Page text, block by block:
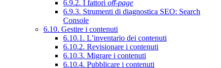
6.9.2. I fattori off-page
6.9.3. Strumenti di diagnostica SEO: Search
Console
6.10. Gestire i contenuti
6.10.1. L’inventario dei contenuti
6.10.2. Revisionare i contenuti
6.10.3. Migrare i contenuti
6.10.4. Pubblicare i contenuti